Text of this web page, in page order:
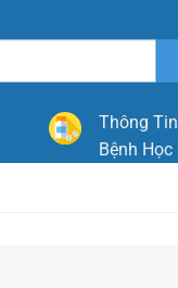
Thông Tin
Bệnh Học